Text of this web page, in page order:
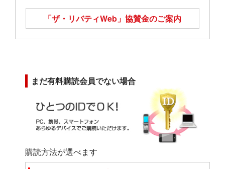
「ザ・リバティWeb」 協賛金のご案内
まだ有料購読会員でない場合
購読方法が選べます